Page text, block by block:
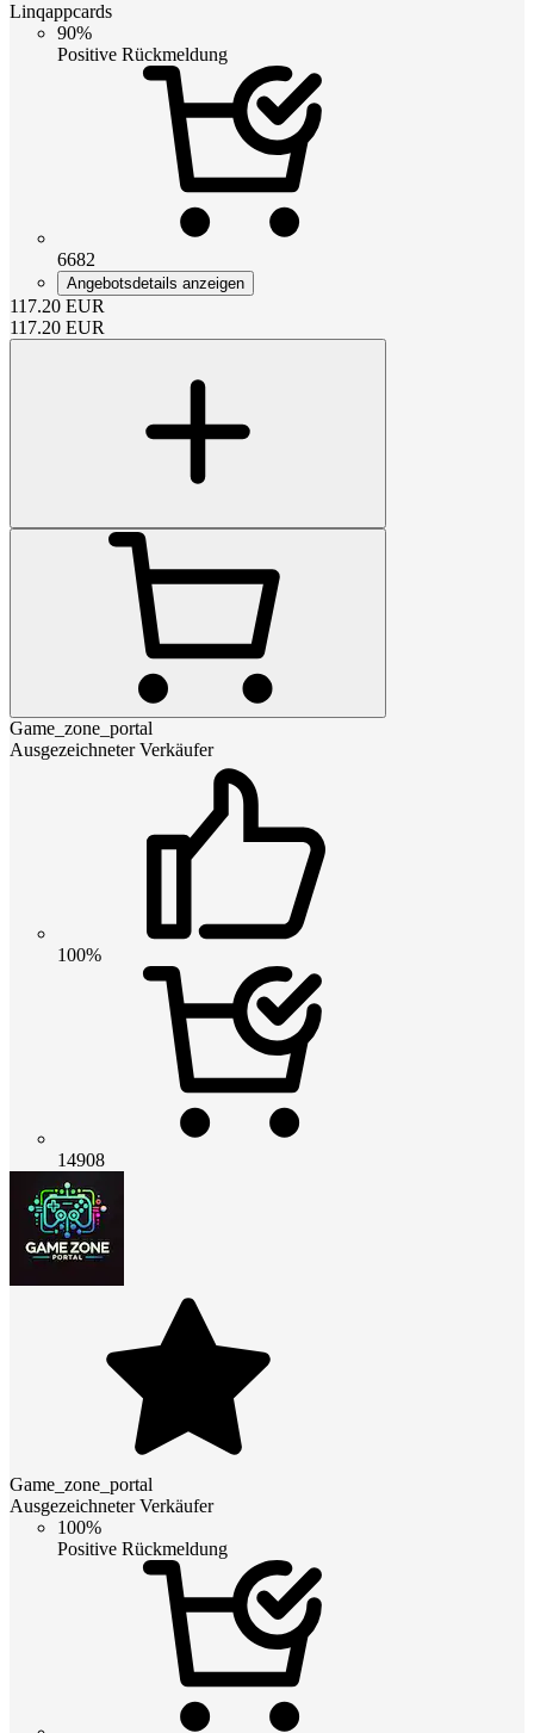
Linqappcards
90%
Positive Rückmeldung
6682
Angebotsdetails anzeigen
117.20 EUR
117.20 EUR
Game_zone_portal
Ausgezeichneter Verkäufer
100%
14908
Game_zone_portal
Ausgezeichneter Verkäufer
100%
Positive Rückmeldung